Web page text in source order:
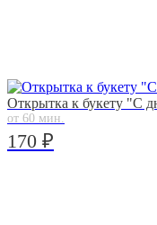
Открытка к букету "С
от 60 мин.
170 ₽